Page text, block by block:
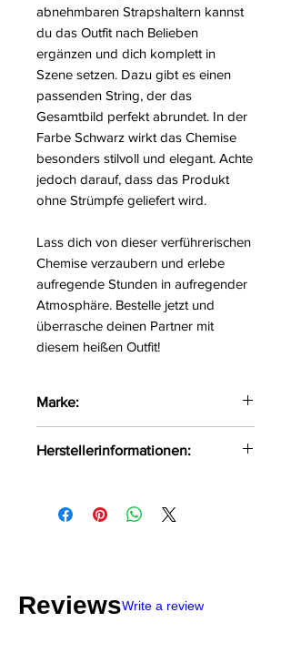
abnehmbaren Strapshaltern kannst
du das Outfit nach Belieben
ergänzen und dich komplett in
Szene setzen. Dazu gibt es einen
passenden String, der das
Gesamtbild perfekt abrundet. In der
Farbe Schwarz wirkt das Chemise
besonders stilvoll und elegant. Achte
jedoch darauf, dass das Produkt
ohne Strümpfe geliefert wird.
Lass dich von dieser verführerischen
Chemise verzaubern und erlebe
aufregende Stunden in aufregender
Atmosphäre. Bestelle jetzt und
überrasche deinen Partner mit
diesem heißen Outfit!
Marke:
Herstellerinformationen:
Ul. Siemońska 11
ReviewsWrite a review